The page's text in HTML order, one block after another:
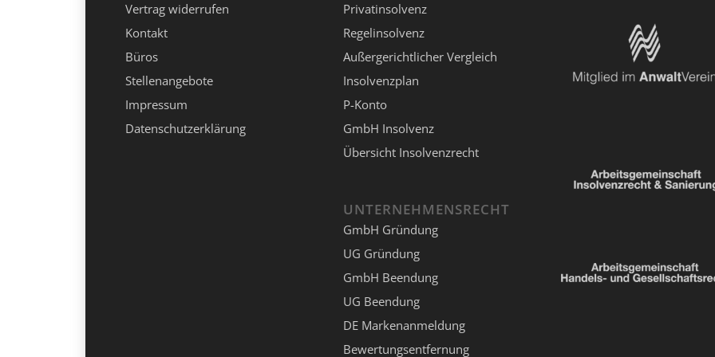
Vertrag widerrufen
Kontakt
Büros
Stellenangebote
Impressum
Datenschutzerklärung
Privatinsolvenz
Regelinsolvenz
Außergerichtlicher Vergleich
Insolvenzplan
P-Konto
GmbH Insolvenz
Übersicht Insolvenzrecht
UNTERNEHMENSRECHT
GmbH Gründung
UG Gründung
GmbH Beendung
UG Beendung
DE Markenanmeldung
Bewertungsentfernung